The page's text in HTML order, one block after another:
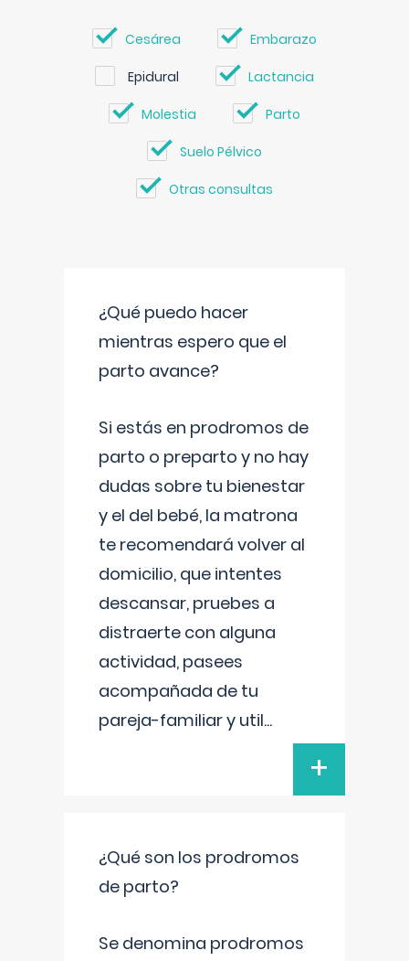
Cesárea Embarazo
Epidural Lactancia
Molestia Parto
Suelo Pélvico
Otras consultas
¿Qué puedo hacer
mientras espero que el
parto avance?
Si estás en prodromos de
parto o preparto y no hay
dudas sobre tu bienestar
y el del bebé, la matrona
te recomendará volver al
domicilio, que intentes
descansar, pruebes a
distraerte con alguna
actividad, pasees
acompañada de tu
pareja-familiar y util...
+
¿Qué son los prodromos
de parto?
Se denomina prodromos